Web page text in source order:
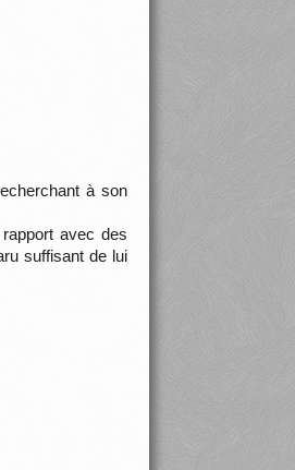
à son
avec des
suffisant de lui